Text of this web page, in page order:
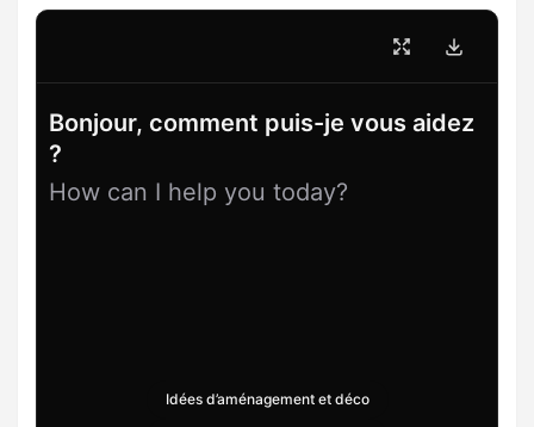
Bonjour, comment puis-je vous aidez
?
How can I help you today?
Idées d’aménagement et déco